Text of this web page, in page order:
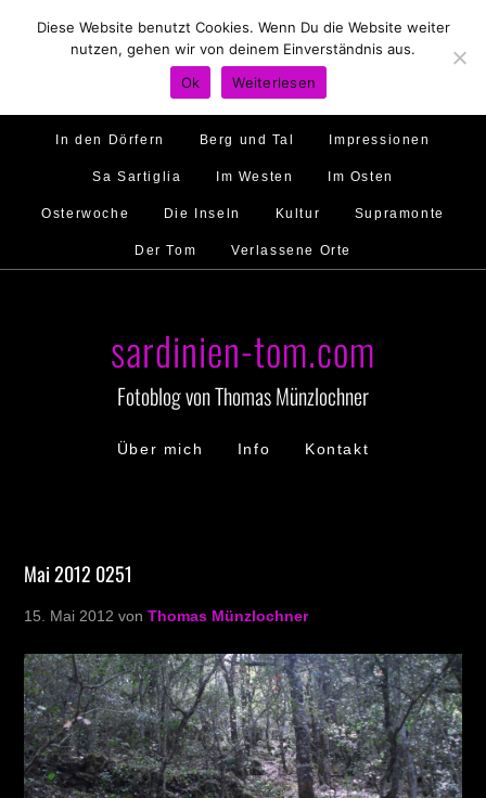
Hirtenland Traumstrände Feste feiern
Golfo di Orosei Im Norden
Murales Ambiente
In den Dörfern Berg und Tal Impressionen
Sa Sartiglia Im Westen Im Osten
Osterwoche Die Inseln Kultur Supramonte
Der Tom Verlassene Orte
sardinien-tom.com
Fotoblog von Thomas Münzlochner
Über mich Info Kontakt
Mai 2012 0251
15. Mai 2012 vonThomas Münzlochner
Diese Website benutzt Cookies. Wenn Du die Website weiter
nutzen, gehen wir von deinem Einverständnis aus.
Ok
Weiterlesen